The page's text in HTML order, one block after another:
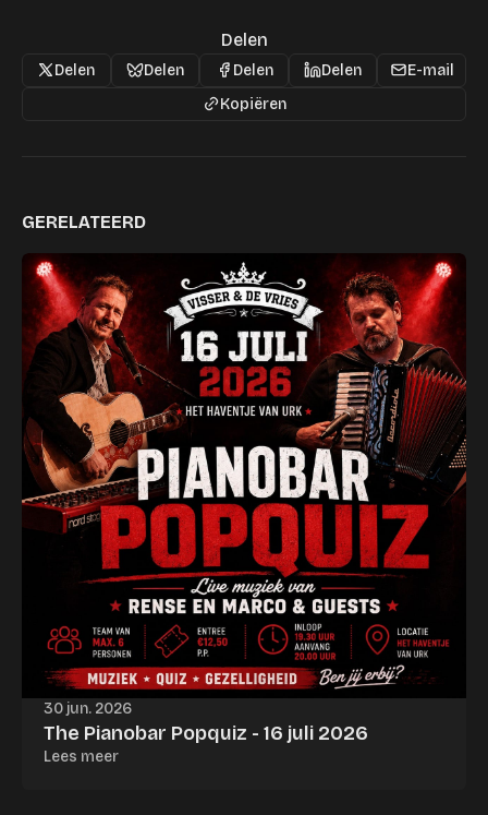
Delen
Delen Delen Delen Delen
E-mail
Kopiëren
GERELATEERD
30 jun. 2026
The Pianobar Popquiz - 16 juli 2026
Lees meer